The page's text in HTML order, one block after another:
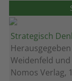
Strategisch
Weidenfeld
Nomos Verlag,